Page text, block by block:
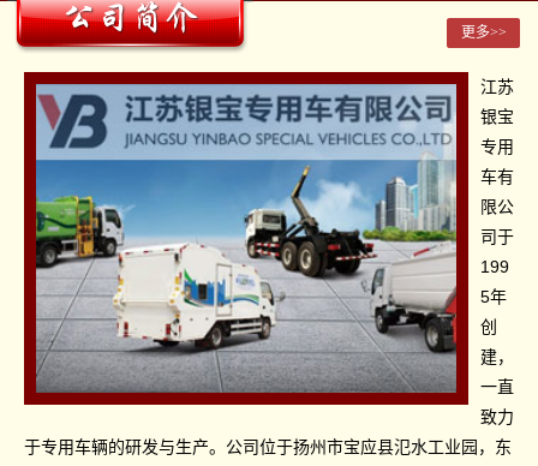
更多>>
江苏
银宝
专用
车有
限公
司于
199
5年
创
建，
一直
致力
于专用车辆的研发与生产。公司位于扬州市宝应县氾水工业园，东